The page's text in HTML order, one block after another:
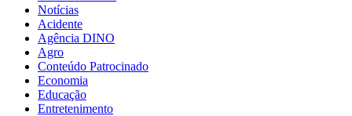
Notícias
Acidente
Agência DINO
Agro
Conteúdo Patrocinado
Economia
Educação
Entretenimento